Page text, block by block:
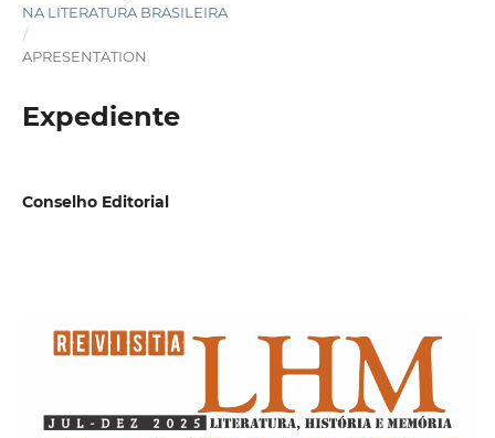
NA LITERATURA BRASILEIRA
/
APRESENTATION
Expediente
Conselho Editorial